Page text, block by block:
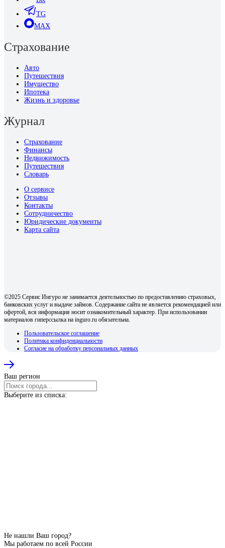
TG
MAX
Страхование
Авто
Путешествия
Имущество
Ипотека
Жизнь и здоровье
Журнал
Страхование
Финансы
Недвижимость
Путешествия
Словарь
О сервисе
Отзывы
Контакты
Сотрудничество
Юридические документы
Карта сайта
©2025 Сервис Ингуро не занимается деятельностью по предоставлению страховых,
банковских услуг и выдаче займов. Содержание сайта не является рекомендацией или
офертой, вся информация носит ознакомительный характер. При использовании
материалов гиперссылка на inguro.ru обязательна.
Пользовательское соглашение
Политика конфиденциальности
Согласие на обработку персональных данных
Ваш регион
Выберите из списка:
Не нашли Ваш город?
Мы работаем по всей России